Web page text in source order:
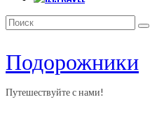
Искать:
Подорожники
Путешествуйте с нами!